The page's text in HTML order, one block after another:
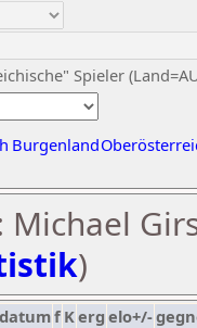
Spieler
Burgenland
Michael
)
datumf Kerg elo+/-